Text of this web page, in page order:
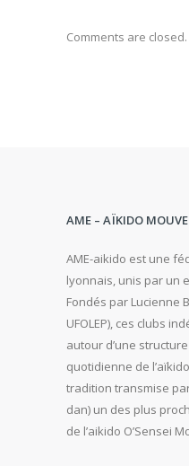
Comments are closed.
AME – AÏKIDO
AME-aikido est une
lyonnais, unis par un
Fondés par Lucienne
UFOLEP), ces clubs
autour d’une
quotidienne de
tradition transmise par
dan) un des plus
de l’aikido O’Sensei